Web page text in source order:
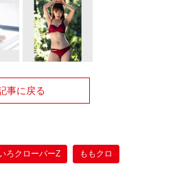
事に戻る
ろクローバーZ ももクロ